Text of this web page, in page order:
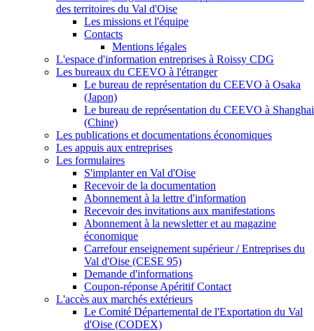
des territoires du Val d'Oise
Les missions et l'équipe
Contacts
Mentions légales
L'espace d'information entreprises à Roissy CDG
Les bureaux du CEEVO à l'étranger
Le bureau de représentation du CEEVO à Osaka
(Japon)
Le bureau de représentation du CEEVO à Shanghai
(Chine)
Les publications et documentations économiques
Les appuis aux entreprises
Les formulaires
S'implanter en Val d'Oise
Recevoir de la documentation
Abonnement à la lettre d'information
Recevoir des invitations aux manifestations
Abonnement à la newsletter et au magazine
économique
Carrefour enseignement supérieur / Entreprises du
Val d'Oise (CESE 95)
Demande d'informations
Coupon-réponse Apéritif Contact
L'accès aux marchés extérieurs
Le Comité Départemental de l'Exportation du Val
d'Oise (CODEX)